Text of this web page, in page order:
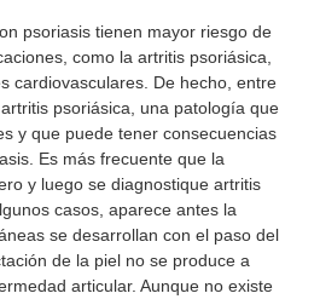
psoriasis tienen mayor riesgo de
como la artritis psoriásica,
cardiovasculares. De hecho, entre
psoriásica, una patología que
y que puede tener consecuencias
Es más frecuente que la
y luego se diagnostique artritis
casos, aparece antes la
se desarrollan con el paso del
de la piel no se produce a
articular. Aunque no existe